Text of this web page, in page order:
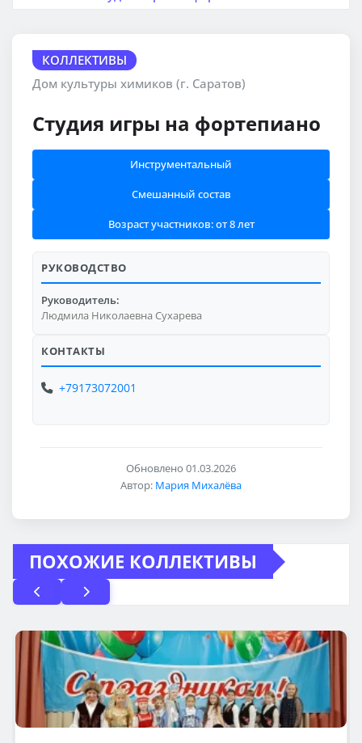
КОЛЛЕКТИВЫ
Дом культуры химиков (г. Саратов)
Студия игры на фортепиано
Инструментальный
Смешанный состав
Возраст участников: от 8 лет
РУКОВОДСТВО
Руководитель:
Людмила Николаевна Сухарева
КОНТАКТЫ
+79173072001
Обновлено 01.03.2026
Автор: Мария Михалёва
ПОХОЖИЕ КОЛЛЕКТИВЫ